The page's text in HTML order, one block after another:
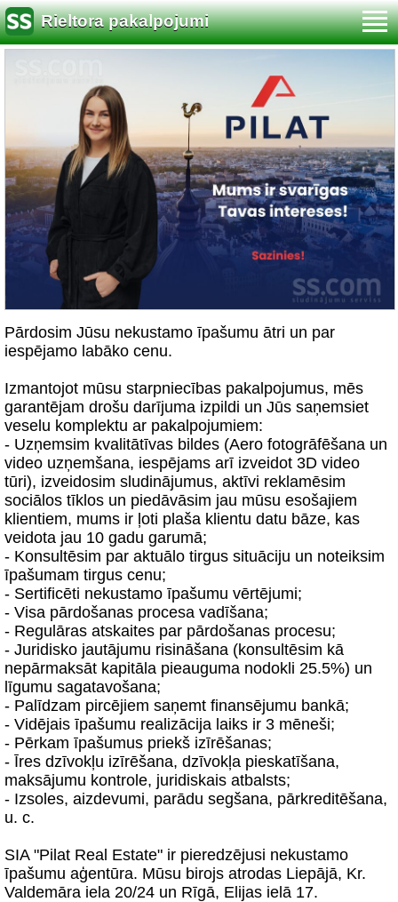
Rieltora pakalpojumi
Pārdosim Jūsu nekustamo īpašumu ātri un par
iespējamo labāko cenu.
Izmantojot mūsu starpniecības pakalpojumus, mēs
garantējam drošu darījuma izpildi un Jūs saņemsiet
veselu komplektu ar pakalpojumiem:
- Uzņemsim kvalitātīvas bildes (Aero fotogrāfēšana un
video uzņemšana, iespējams arī izveidot 3D video
tūri), izveidosim sludinājumus, aktīvi reklamēsim
sociālos tīklos un piedāvāsim jau mūsu esošajiem
klientiem, mums ir ļoti plaša klientu datu bāze, kas
veidota jau 10 gadu garumā;
- Konsultēsim par aktuālo tirgus situāciju un noteiksim
īpašumam tirgus cenu;
- Sertificēti nekustamo īpašumu vērtējumi;
- Visa pārdošanas procesa vadīšana;
- Regulāras atskaites par pārdošanas procesu;
- Juridisko jautājumu risināšana (konsultēsim kā
nepārmaksāt kapitāla pieauguma nodokli 25.5%) un
līgumu sagatavošana;
- Palīdzam pircējiem saņemt finansējumu bankā;
- Vidējais īpašumu realizācija laiks ir 3 mēneši;
- Pērkam īpašumus priekš izīrēšanas;
- Īres dzīvokļu izīrēšana, dzīvokļa pieskatīšana,
maksājumu kontrole, juridiskais atbalsts;
- Izsoles, aizdevumi, parādu segšana, pārkreditēšana,
u. c.
SIA "Pilat Real Estate" ir pieredzējusi nekustamo
īpašumu aģentūra. Mūsu birojs atrodas Liepājā, Kr.
Valdemāra iela 20/24 un Rīgā, Elijas ielā 17.